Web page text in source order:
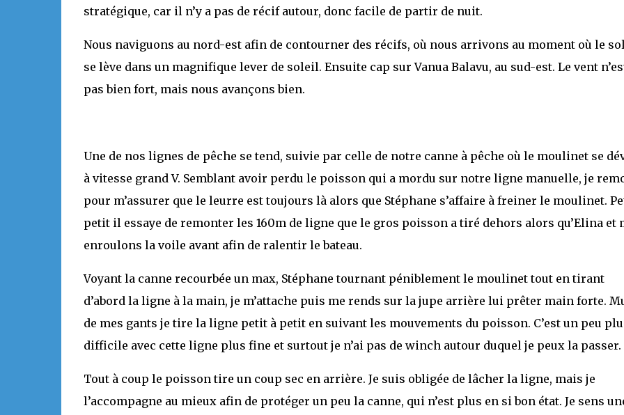
stratégique, car il n’y a pas de récif autour, donc facile de partir de nuit.
Nous naviguons au nord-est afin de contourner des récifs, où nous arrivons au moment où le
se lève dans un magnifique lever de soleil. Ensuite cap sur Vanua Balavu, au sud-est. Le vent
pas bien fort, mais nous avançons bien.
Une de nos lignes de pêche se tend, suivie par celle de notre canne à pêche où le moulinet se
à vitesse grand V. Semblant avoir perdu le poisson qui a mordu sur notre ligne manuelle, je
pour m’assurer que le leurre est toujours là alors que Stéphane s’affaire à freiner le moulinet.
petit il essaye de remonter les 160m de ligne que le gros poisson a tiré dehors alors qu’Elina et
enroulons la voile avant afin de ralentir le bateau.
Voyant la canne recourbée un max, Stéphane tournant péniblement le moulinet tout en tirant
d’abord la ligne à la main, je m’attache puis me rends sur la jupe arrière lui prêter main forte.
de mes gants je tire la ligne petit à petit en suivant les mouvements du poisson. C’est un peu
difficile avec cette ligne plus fine et surtout je n’ai pas de winch autour duquel je peux la passer.
Tout à coup le poisson tire un coup sec en arrière. Je suis obligée de lâcher la ligne, mais je
l’accompagne au mieux afin de protéger un peu la canne, qui n’est plus en si bon état. Je sens